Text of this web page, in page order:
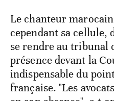
Le chanteur
cependant sa cellule,
se rendre au tribunal
présence devant la
indispensable du
française. "Les